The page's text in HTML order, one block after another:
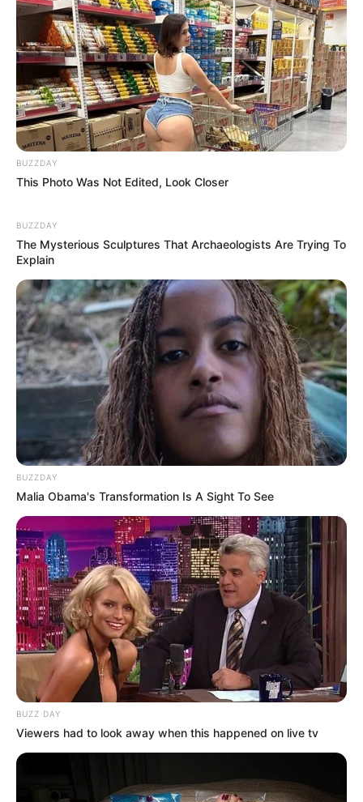
Berlliana Lovell Anastasya Khosasih
TULIS KOMENTAR
BUZZDAY
This Photo Was Not Edited, Look Closer
BUZZDAY
The Mysterious Sculptures That Archaeologists Are Trying To
Explain
BUZZDAY
Malia Obama's Transformation Is A Sight To See
BUZZ DAY
Viewers had to look away when this happened on live tv